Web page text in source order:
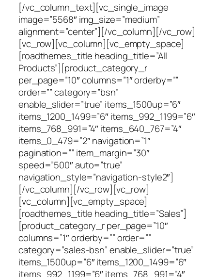
[/vc_column_text][vc_single_image
image=”5568″ img_size=”medium”
alignment=”center”][/vc_column][/vc_row]
[vc_row][vc_column][vc_empty_space]
[roadthemes_title heading_title=”All
Products”][product_category_r
per_page=”10″ columns=”1″ orderby=””
order=”” category=”bsn”
enable_slider=”true” items_1500up=”6″
items_1200_1499=”6″ items_992_1199=”6″
items_768_991=”4″ items_640_767=”4″
items_0_479=”2″ navigation=”1″
pagination=”” item_margin=”30″
speed=”500″ auto=”true”
navigation_style=”navigation-style2″]
[/vc_column][/vc_row][vc_row]
[vc_column][vc_empty_space]
[roadthemes_title heading_title=”Sales”]
[product_category_r per_page=”10″
columns=”1″ orderby=”” order=””
category=”sales-bsn” enable_slider=”true”
items_1500up=”6″ items_1200_1499=”6″
items_992_1199=”6″ items_768_991=”4″